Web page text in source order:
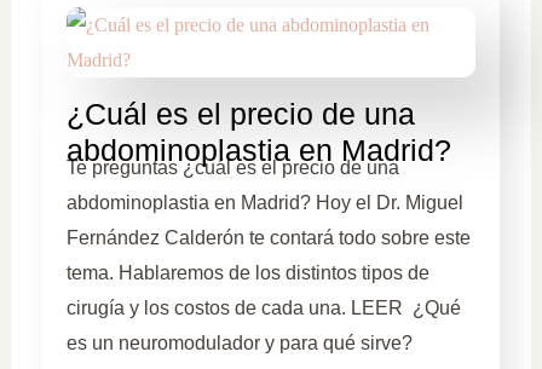
¿Cuál es el precio de una
abdominoplastia en Madrid?
Te preguntas ¿cuál es el precio de una
abdominoplastia en Madrid? Hoy el Dr. Miguel
Fernández Calderón te contará todo sobre este
tema. Hablaremos de los distintos tipos de
cirugía y los costos de cada una. LEER ¿Qué
es un neuromodulador y para qué sirve?